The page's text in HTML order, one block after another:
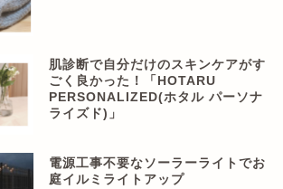
肌診断で自分だけのスキンケアがす
ごく良かった！「HOTARU
PERSONALIZED(ホタル パーソナ
ライズド)」
電源工事不要なソーラーライトでお
庭イルミライトアップ